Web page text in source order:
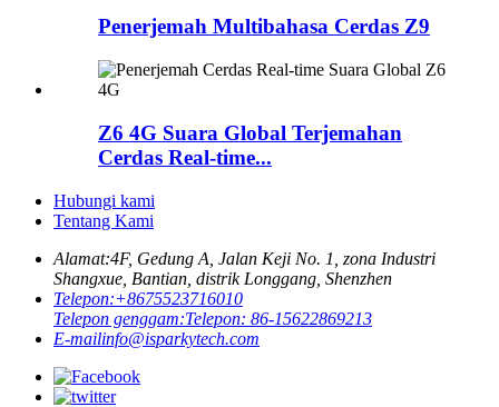
Penerjemah Multibahasa Cerdas Z9
Z6 4G Suara Global Terjemahan
Cerdas Real-time...
Hubungi kami
Tentang Kami
Alamat:4F, Gedung A, Jalan Keji No. 1, zona Industri
Shangxue, Bantian, distrik Longgang, Shenzhen
Telepon:+8675523716010
Telepon genggam:Telepon: 86-15622869213
E-mailinfo@isparkytech.com